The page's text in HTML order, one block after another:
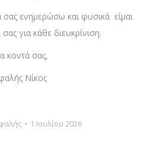
σας ενημερώσω και φυσικά είμαι
για κάθε διευκρίνιση.
κοντά σας,
Νίκος
1 Ιουλίου 2026